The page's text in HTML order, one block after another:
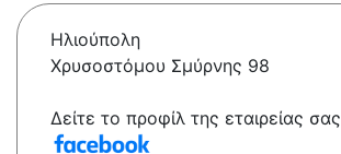
Ηλιούπολη
Χρυσοστόμου Σμύρνης 98
Δείτε το προφίλ της εταιρείας σας